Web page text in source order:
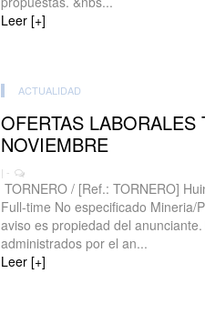
Leer [+]
ACTUALIDAD
OFERTAS
NOVIEMBRE
| -
TORNERO / [Ref.: TORNERO]
Full-time No especificado Mineria/
aviso es propiedad del
administrados por el an...
Leer [+]